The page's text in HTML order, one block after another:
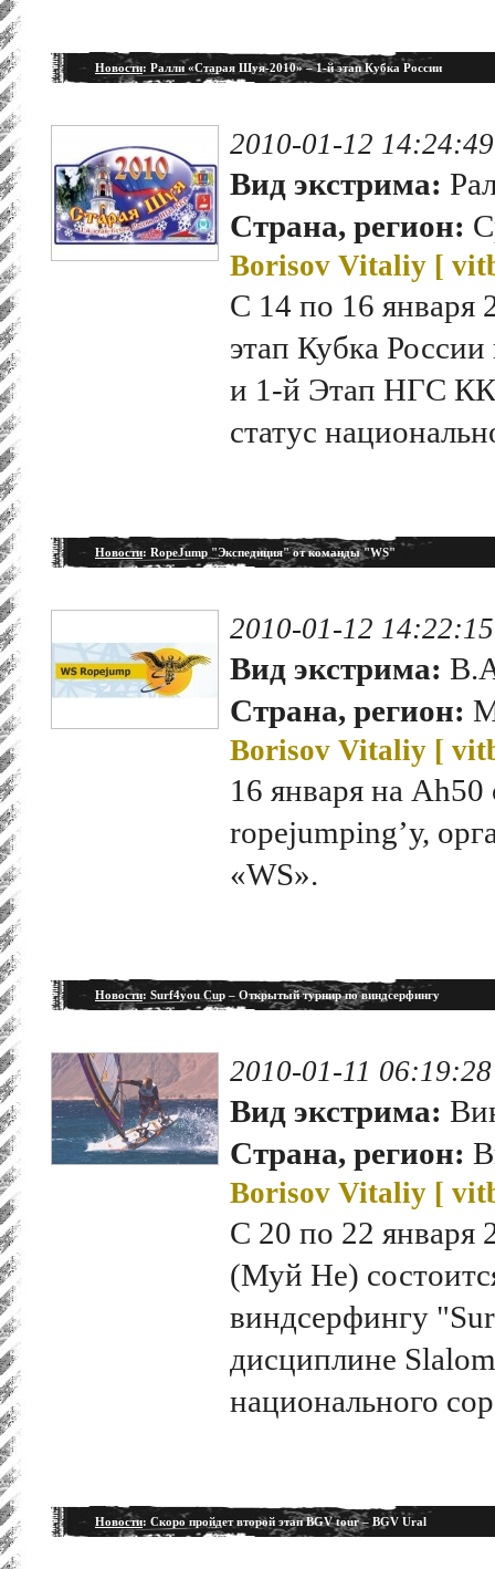
Новости: Ралли «Старая Шуя-2010» – 1-й этап Кубка России
2010-01-12 14:24:49
Вид экстрима:
Страна, регион:
Borisov Vitaliy [
С 14 по 16 января
этап Кубка
и 1-й Этап НГС
статус
Новости: RopeJump "Экспедиция" от команды "WS"
2010-01-12 14:22:15
Вид экстрима:
Страна, регион:
Borisov Vitaliy [
16 января на Ah50
ropejumping’у,
«WS».
Новости: Surf4you Cup – Открытый турнир по виндсерфингу
2010-01-11 06:19:28
Вид экстрима:
Страна, регион:
Borisov Vitaliy [
С 20 по 22 января
(Муй Не)
виндсерфингу
дисциплине
национального
Новости: Скоро пройдет второй этап BGV tour – BGV Ural